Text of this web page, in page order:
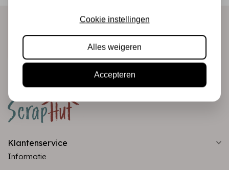
Klantenservice
Informatie
Cookie instellingen
Alles weigeren
Accepteren